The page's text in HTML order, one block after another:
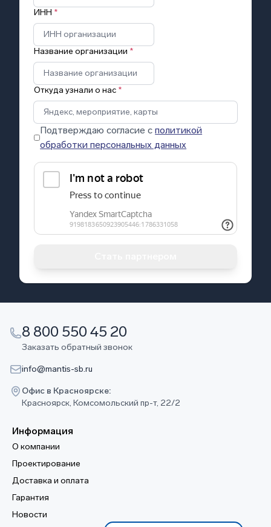
ИНН *
Название организации *
Откуда узнали о нас *
Подтверждаю согласие сполитикой
обработки персональных данных
8 800 550 45 20
Заказать обратный звонок
info@mantis-sb.ru
Офис в Красноярске:
Красноярск, Комсомольский пр-т, 22/2
Информация
О компании
Проектирование
Доставка и оплата
Гарантия
Новости